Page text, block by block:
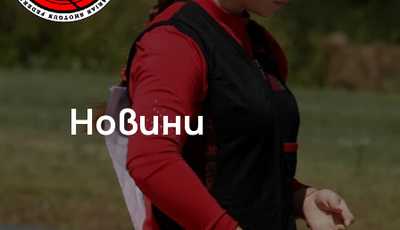
Новини